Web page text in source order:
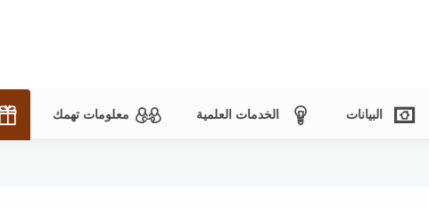
البيانات الخدمات العلمية معلومات تهمك